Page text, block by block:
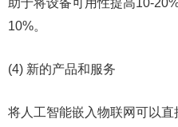
助于将设备可用性提高10-
10%。
(4) 新的产品和服务
将人工智能嵌入物联网可以